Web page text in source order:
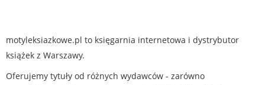
motyleksiazkowe.pl to księgarnia internetowa i dystrybutor
książek z Warszawy.
Oferujemy tytuły od różnych wydawców - zarówno